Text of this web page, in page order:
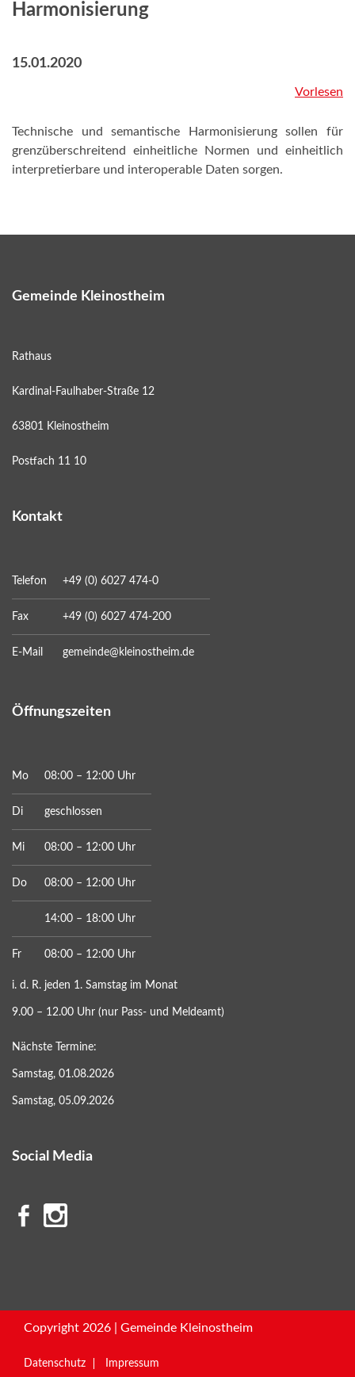
Harmonisierung
15.01.2020
Vorlesen
Technische und semantische Harmonisierung sollen für
grenzüberschreitend einheitliche Normen und einheitlich
interpretierbare und interoperable Daten sorgen.
Gemeinde Kleinostheim
Rathaus
Kardinal-Faulhaber-Straße 12
63801 Kleinostheim
Postfach 11 10
Kontakt
Telefon +49 (0) 6027 474-0
Fax +49 (0) 6027 474-200
E-Mail gemeinde@kleinostheim.de
Öffnungszeiten
Mo 08:00 – 12:00 Uhr
Di geschlossen
Mi 08:00 – 12:00 Uhr
Do 08:00 – 12:00 Uhr
14:00 – 18:00 Uhr
Fr 08:00 – 12:00 Uhr
i. d. R. jeden 1. Samstag im Monat
9.00 – 12.00 Uhr (nur Pass- und Meldeamt)
Nächste Termine:
Samstag, 01.08.2026
Samstag, 05.09.2026
Social Media
Copyright 2026 | Gemeinde Kleinostheim
Datenschutz Impressum